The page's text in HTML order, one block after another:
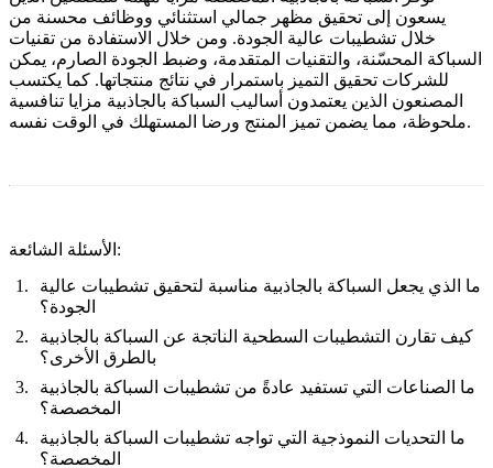
يسعون إلى تحقيق مظهر جمالي استثنائي ووظائف محسنة من
خلال تشطيبات عالية الجودة. ومن خلال الاستفادة من تقنيات
السباكة المحسّنة، والتقنيات المتقدمة، وضبط الجودة الصارم، يمكن
للشركات تحقيق التميز باستمرار في نتائج منتجاتها. كما يكتسب
المصنعون الذين يعتمدون أساليب السباكة بالجاذبية مزايا تنافسية
ملحوظة، مما يضمن تميز المنتج ورضا المستهلك في الوقت نفسه.
الأسئلة الشائعة:
ما الذي يجعل السباكة بالجاذبية مناسبة لتحقيق تشطيبات عالية
الجودة؟
كيف تقارن التشطيبات السطحية الناتجة عن السباكة بالجاذبية
بالطرق الأخرى؟
ما الصناعات التي تستفيد عادةً من تشطيبات السباكة بالجاذبية
المخصصة؟
ما التحديات النموذجية التي تواجه تشطيبات السباكة بالجاذبية
المخصصة؟